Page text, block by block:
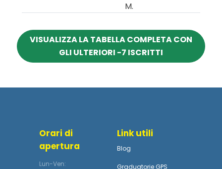
M.
VISUALIZZA LA TABELLA COMPLETA CON
GLI ULTERIORI -7 ISCRITTI
Orari di
apertura
Lun-Ven:
Link utili
Blog
Graduatorie GPS